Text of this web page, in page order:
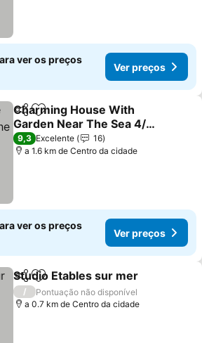
ver os preços
Ver preços
PartilharAdicionar aos favoritos
Charming House With
Garden Near The Sea 4/6
People.
Ver preços
9,3 Excelente
16
a 1.6 km de Centro da cidade
ver os preços
Ver preços
PartilharAdicionar aos favoritos
Studio Etables sur mer
/
Pontuação não disponível
a 0.7 km de Centro da cidade